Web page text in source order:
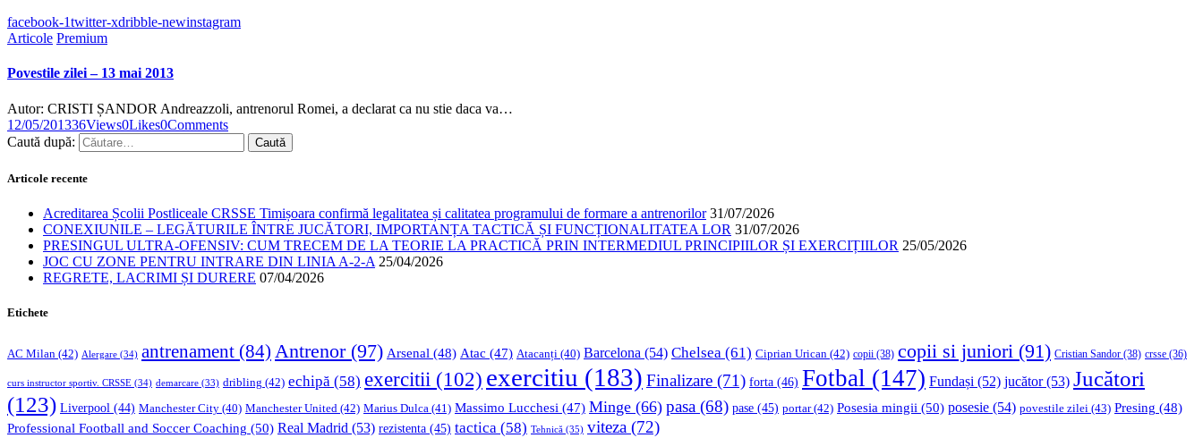
facebook-1twitter-xdribble-newinstagram
Articole Premium
Povestile zilei – 13 mai 2013
Autor: CRISTI ȘANDOR Andreazzoli, antrenorul Romei, a declarat ca nu stie daca va…
12/05/201336Views0Likes0Comments
Caută după:
Articole recente
Acreditarea Școlii Postliceale CRSSE Timișoara confirmă legalitatea și calitatea programului de formare a antrenorilor 31/07/2026
CONEXIUNILE – LEGĂTURILE ÎNTRE JUCĂTORI, IMPORTANȚA TACTICĂ ȘI FUNCȚIONALITATEA LOR 31/07/2026
PRESINGUL ULTRA-OFENSIV: CUM TRECEM DE LA TEORIE LA PRACTICĂ PRIN INTERMEDIUL PRINCIPIILOR ȘI EXERCIȚIILOR 25/05/2026
JOC CU ZONE PENTRU INTRARE DIN LINIA A-2-A 25/04/2026
REGRETE, LACRIMI ȘI DURERE 07/04/2026
Etichete
AC Milan (42) Alergare (34) antrenament (84) Antrenor(97) Arsenal (48) Atac (47) Atacanți (40) Barcelona (54) Chelsea (61) Ciprian Urican (42) copii (38) copii si juniori (91) Cristian Sandor (38) crsse (36)
curs instructor sportiv. CRSSE (34) demarcare (33) dribling (42) echipă (58) exercitii (102) exercitiu (183) Finalizare (71) forta (46) Fotbal (147) Fundași (52) jucător(53) Jucători
(123) Liverpool (44) Manchester City (40) Manchester United (42) Marius Dulca (41) Massimo Lucchesi (47) Minge (66) pasa (68) pase (45) portar(42) Posesia mingii (50) posesie (54) povestile zilei (43) Presing (48)
Professional Football and Soccer Coaching (50) Real Madrid (53) rezistenta (45) tactica (58) Tehnică (35) viteza (72)